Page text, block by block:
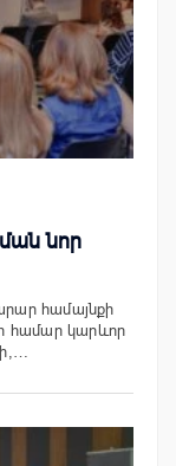
նոր
համայնքի
համար կարևոր